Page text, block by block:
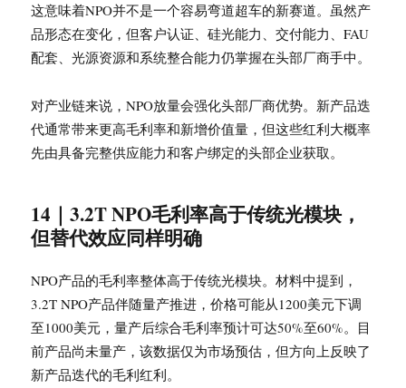
这意味着NPO并不是一个容易弯道超车的新赛道。虽然产
品形态在变化，但客户认证、硅光能力、交付能力、FAU
配套、光源资源和系统整合能力仍掌握在头部厂商手中。
对产业链来说，NPO放量会强化头部厂商优势。新产品迭
代通常带来更高毛利率和新增价值量，但这些红利大概率
先由具备完整供应能力和客户绑定的头部企业获取。
14｜3.2T NPO毛利率高于传统光模块，
但替代效应同样明确
NPO产品的毛利率整体高于传统光模块。材料中提到，
3.2T NPO产品伴随量产推进，价格可能从1200美元下调
至1000美元，量产后综合毛利率预计可达50%至60%。目
前产品尚未量产，该数据仅为市场预估，但方向上反映了
新产品迭代的毛利红利。